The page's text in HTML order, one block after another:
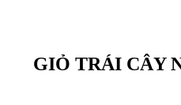
GIỎ TRÁI CÂY